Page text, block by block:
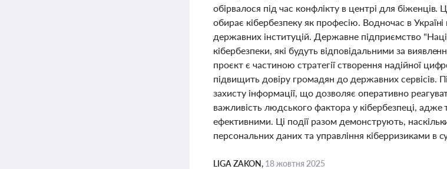
обірвалося під час конфлікту в центрі для
обирає кібербезпеку як професію. Водночас в
державних інституцій. Державне підприємство
кібербезпеки, які будуть відповідальними за
проєкт є частиною стратегії створення надійної
підвищить довіру громадян до державних сервісів.
захисту інформації, що дозволяє оперативно
важливість людського фактора у кібербезпеці, адже
ефективними. Ці події разом демонструють,
персональних даних та управління кіберризиками в
LIGA ZAKON, 18 жовтня 2025